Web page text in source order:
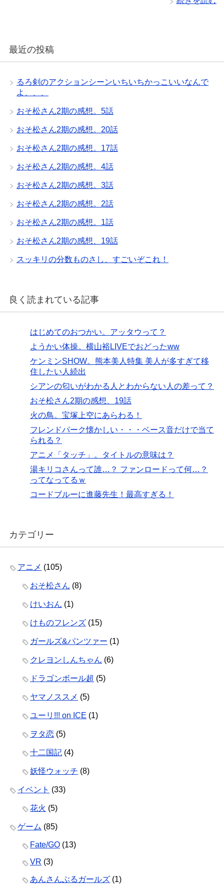
最近の投稿
るろ剣のアクションシーンいちいちかっこいいなんで
よ、、、
おそ松さん2期の感想。5話
おそ松さん2期の感想。20話
おそ松さん2期の感想。17話
おそ松さん2期の感想。4話
おそ松さん2期の感想。3話
おそ松さん2期の感想。2話
おそ松さん2期の感想。1話
おそ松さん2期の感想、19話
スッキリの分数ものさし、すごいぞこれ！
良く読まれている記事
はじめてのおつかい。アッタウって？
ようかい体操。横山裕LIVEでおどったww
ケンミンSHOW。熊本美人特集 美人が多すぎて移
住したい人続出
シアンの匂いがわかる人とわからない人の差って？
おそ松さん2期の感想、19話
火の鳥。宝塚上空にあらわる！
フレンドパーク懐かしい・・・ベース音だけで当て
られる？
アニメ「タッチ」。タイトルの意味は？
湯キリコさんって誰…？ ファンロードって何…？
ってなってるｗ
コードブルーに進藤先生！最高すぎる！
カテゴリー
アニメ (105)
おそ松さん (8)
けいおん (1)
けものフレンズ (15)
ガールズ&パンツァー (1)
クレヨンしんちゃん (6)
ドラゴンボール超 (5)
ヤマノススメ (5)
ユーリ!!! on ICE (1)
ヲタ恋 (5)
十二国記 (4)
妖怪ウォッチ (8)
イベント (33)
花火 (5)
ゲーム (85)
Fate/GO (13)
VR (3)
あんさんぶるガールズ (1)